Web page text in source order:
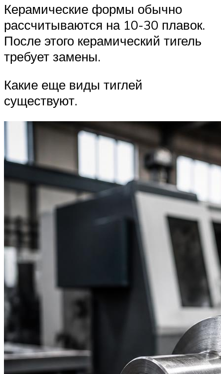
Керамические формы обычно
рассчитываются на 10-30 плавок.
После этого керамический тигель
требует замены.
Какие еще виды тиглей
существуют.